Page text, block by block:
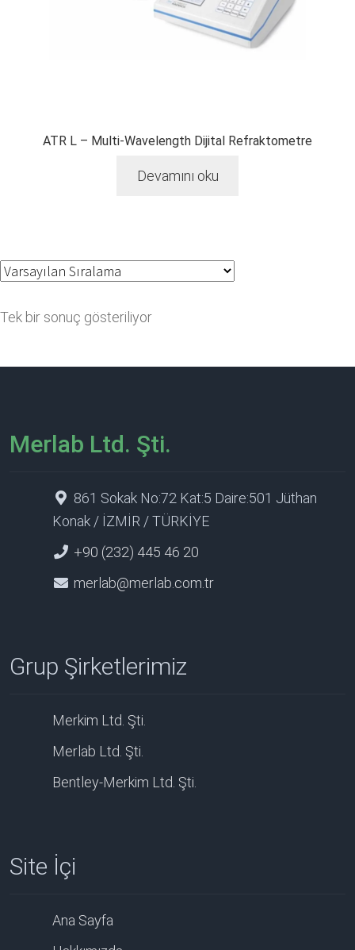
ATR L – Multi-Wavelength Dijital Refraktometre
Devamını oku
Tek bir sonuç gösteriliyor
Merlab Ltd. Şti.
861 Sokak No:72 Kat:5 Daire:501 Jüthan
Konak / İZMİR / TÜRKİYE
+90 (232) 445 46 20
merlab@merlab.com.tr
Grup Şirketlerimiz
Merkim Ltd. Şti.
Merlab Ltd. Şti.
Bentley-Merkim Ltd. Şti.
Site İçi
Ana Sayfa